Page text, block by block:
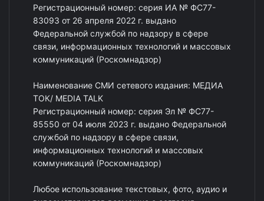
Регистрационный номер: серия ИА № ФС77-
83093 от 26 апреля 2022 г. выдано
Федеральной службой по надзору в сфере
связи, информационных технологий и массовых
коммуникаций (Роскомнадзор)
Наименование СМИ сетевого издания: МЕДИА
ТОК/ MEDIA TALK
Регистрационный номер: серия Эл № ФС77-
85550 от 04 июля 2023 г. выдано Федеральной
службой по надзору в сфере связи,
информационных технологий и массовых
коммуникаций (Роскомнадзор)
Любое использование текстовых, фото, аудио и